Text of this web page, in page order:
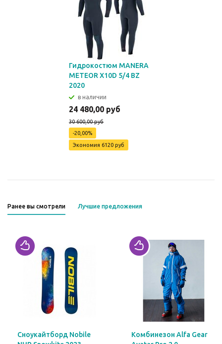
Гидрокостюм MANERA
METEOR X10D 5/4 BZ
2020
в наличии
24 480,00 руб
30 600,00 руб
-20,00%
Экономия 6120 руб
Ранее вы смотрели Лучшие предложения
Сноукайтборд Nobile
Комбинезон Alfa Gear